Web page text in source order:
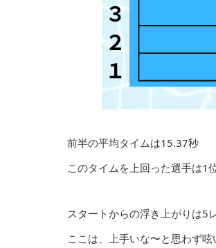
前半の平均タイムは15.37秒
このタイムを上回った選手は1
スタートからの浮き上がりは5
ここは、上手いな〜と思わず呟